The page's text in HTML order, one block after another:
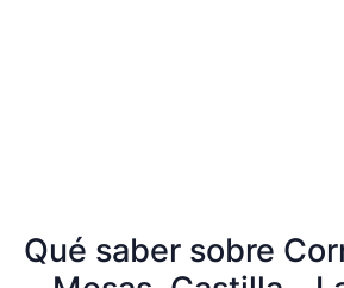
Qué saber sobre